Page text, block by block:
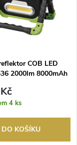
COB LED
2000lm 8000mAh
4 ks
DO KOŠÍKU